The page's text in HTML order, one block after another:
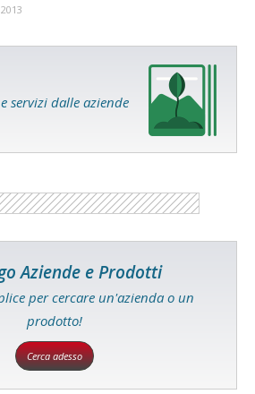
servizi dalle aziende
Aziende e Prodotti
per cercare un'azienda o un
prodotto!
Cerca adesso